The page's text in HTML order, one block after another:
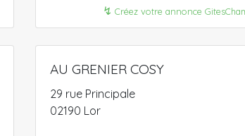
↯ Créez votre annonce
AU GRENIER COSY
29 rue Principale
02190 Lor